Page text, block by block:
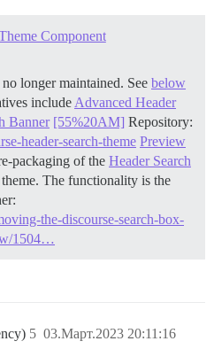
Component
longer maintained. See below
include Advanced Header
Banner [55%20AM] Repository:
header-search-theme Preview
packaging of the Header Search
theme. The functionality is the
the-discourse-search-box-
1504…
03.Март.2023 20:11:16
5